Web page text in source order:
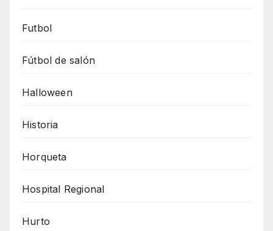
Futbol
Fútbol de salón
Halloween
Historia
Horqueta
Hospital Regional
Hurto